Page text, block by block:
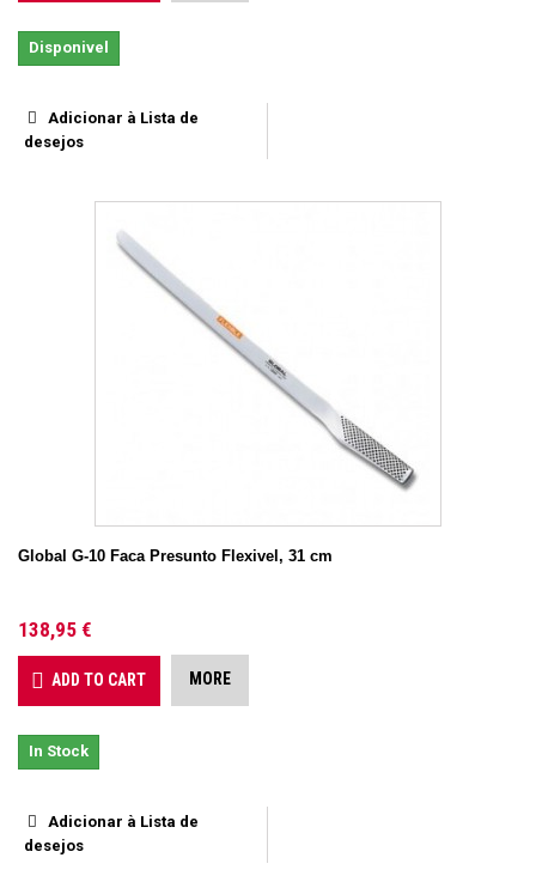
Disponivel
Adicionar à Lista de
desejos
Global G-10 Faca Presunto Flexivel, 31 cm
138,95 €
ADD TO CART MORE
In Stock
Adicionar à Lista de
desejos